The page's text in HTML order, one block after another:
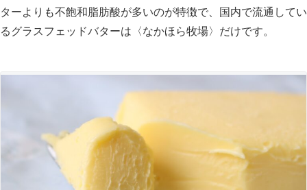
ターよりも不飽和脂肪酸が多いのが特徴で、国内で流通してい
るグラスフェッドバターは〈なかほら牧場〉だけです。